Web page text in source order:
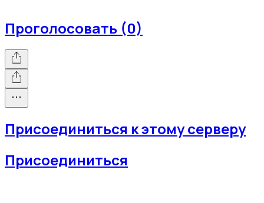
Проголосовать (0)
Присоединиться к этому серверу
Присоединиться